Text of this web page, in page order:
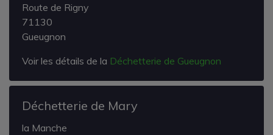
Route de Rigny
71130
Gueugnon
Voir les détails de la Déchetterie de Gueugnon
Déchetterie de Mary
la Manche